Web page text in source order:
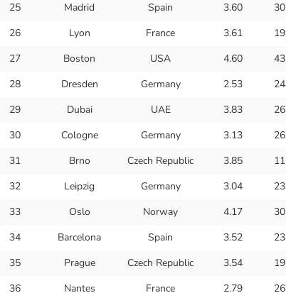
25
Madrid Spain 3.60
26
Lyon France 3.61
27
Boston USA 4.60
28
Dresden Germany 2.53
29
Dubai UAE 3.83
30
Cologne Germany 3.13
31
Brno Czech Republic 3.85
32
Leipzig Germany 3.04
33
Oslo Norway 4.17
34
Barcelona Spain 3.52
35
Prague Czech Republic 3.54
36
Nantes France 2.79